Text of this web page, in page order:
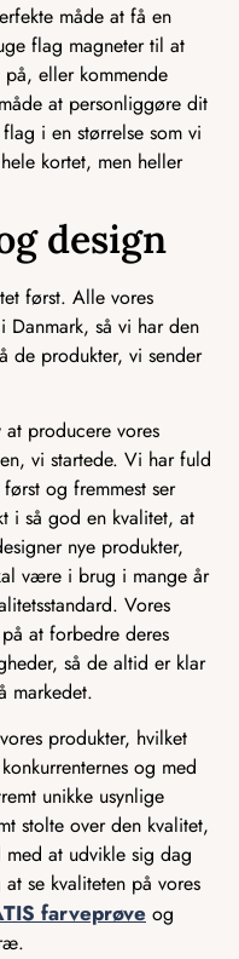
måde at få en
flag magneter til at
eller kommende
at personliggøre dit
i en størrelse som vi
kortet, men heller
design
først. Alle vores
så vi har den
de produkter, vi sender
producere vores
vi startede. Vi har fuld
og fremmest ser
i så god en kvalitet, at
nye produkter,
være i brug i mange år
Vores
at forbedre deres
så de altid er klar
markedet.
produkter, hvilket
og med
unikke usynlige
stolte over den kvalitet,
at udvikle sig dag
se kvaliteten på vores
farveprøve og